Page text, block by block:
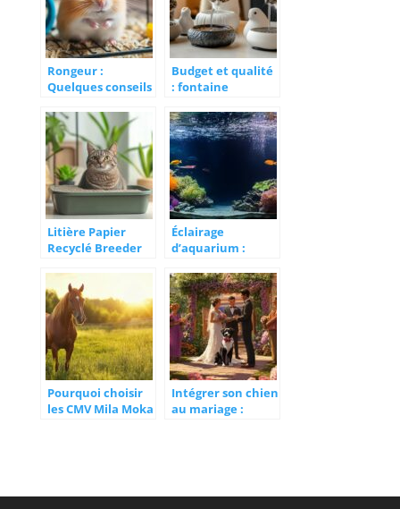
formation et
débouchés
Rongeur :
Quelques conseils
son hamster tout
en protégeant vos
autres animaux
domestiques
Budget et qualité
: fontaine
le chat,
comparatif et
solutions
économiques
Litière Papier
Recyclé Breeder
biodégradable :
confort et respect
de
l’environnement
Éclairage
d’aquarium :
T5 vs T8 en
aquariophilie,
lequel choisir
pour vos plantes
aquatiques ?
Pourquoi choisir
les CMV Mila Moka
Intégrer son chien
au mariage :